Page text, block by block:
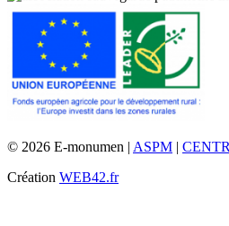
© 2026 E-monumen | ASPM |
Création WEB42.fr